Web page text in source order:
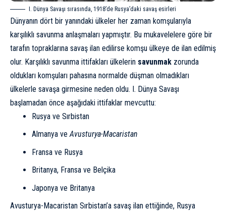
I. Dünya Savaşı sırasında, 1918’de Rusya’daki savaş esirleri
Dünyanın dört bir yanındaki ülkeler her zaman komşularıyla
karşılıklı savunma anlaşmaları yapmıştır. Bu mukavelelere göre bir
tarafın topraklarına savaş ilan edilirse komşu ülkeye de ilan edilmiş
olur. Karşılıklı savunma ittifakları ülkelerin savunmak zorunda
oldukları komşuları pahasına normalde düşman olmadıkları
ülkelerle savaşa girmesine neden oldu. I. Dünya Savaşı
başlamadan önce aşağıdaki ittifaklar mevcuttu:
Rusya ve Sırbistan
AlmanyaveAvusturya-Macaristan
Fransave Rusya
Britanya, Fransa ve Belçika
Japonyave Britanya
Avusturya-Macaristan Sırbistan’a savaş ilan ettiğinde, Rusya